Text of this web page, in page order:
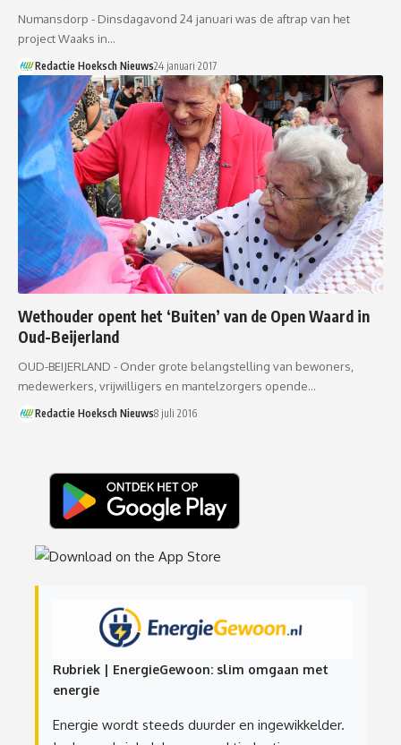
Numansdorp - Dinsdagavond 24 januari was de aftrap van het
project Waaks in…
Redactie Hoeksch Nieuws24 januari 2017
Wethouder opent het ‘Buiten’ van de Open Waard in
Oud-Beijerland
OUD-BEIJERLAND - Onder grote belangstelling van bewoners,
medewerkers, vrijwilligers en mantelzorgers opende…
Redactie Hoeksch Nieuws8 juli 2016
Rubriek | EnergieGewoon: slim omgaan met
energie
Energie wordt steeds duurder en ingewikkelder.